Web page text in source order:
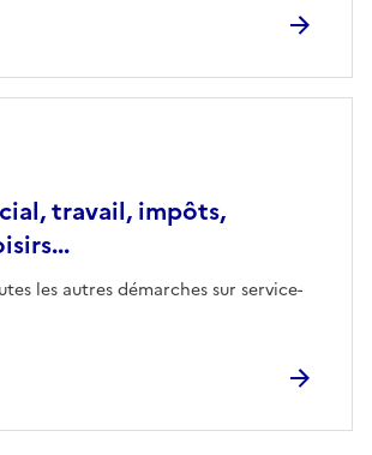
travail, impôts,
les autres démarches sur service-